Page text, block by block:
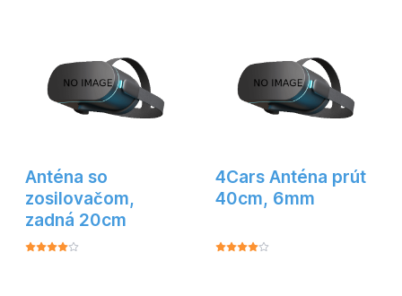
Anténa so
zosilovačom,
zadná 20cm
4Cars Anténa prút
40cm, 6mm